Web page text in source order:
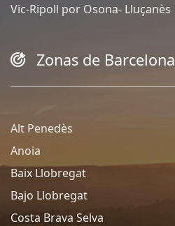
Vic-Ripoll por Osona- Lluçanès
Zonas de Barcelona
Alt Penedès
Anoia
Baix Llobregat
Bajo Llobregat
Costa Brava Selva